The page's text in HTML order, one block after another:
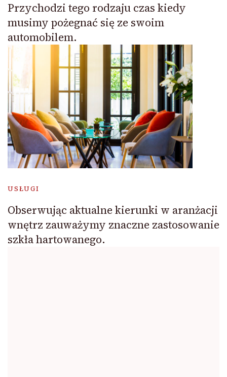
Przychodzi tego rodzaju czas kiedy
musimy pożegnać się ze swoim
automobilem.
USŁUGI
Obserwując aktualne kierunki w aranżacji
wnętrz zauważymy znaczne zastosowanie
szkła hartowanego.